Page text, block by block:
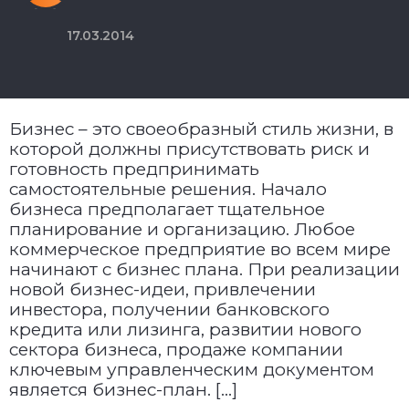
17.03.2014
Бизнес – это своеобразный стиль жизни, в
которой должны присутствовать риск и
готовность предпринимать
самостоятельные решения. Начало
бизнеса предполагает тщательное
планирование и организацию. Любое
коммерческое предприятие во всем мире
начинают с бизнес плана. При реализации
новой бизнес-идеи, привлечении
инвестора, получении банковского
кредита или лизинга, развитии нового
сектора бизнеса, продаже компании
ключевым управленческим документом
является бизнес-план. […]